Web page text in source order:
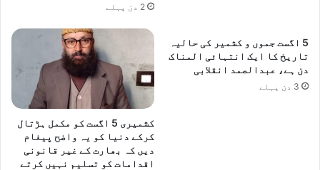
2 دن پہلے
5 اگست جموں و کشمیر کی حالیہ
تاریخ کا ایک انتہائی المناک
دن ہے، عبدالصمد انقلابی
3 دن پہلے
کشمیری 5 اگست کو مکمل ہڑتال
کرکے دنیا کو یہ واضح پیغام
دیں کہ بھارت کے غیر قانونی
اقدامات کو تسلیم نہیں کرتے